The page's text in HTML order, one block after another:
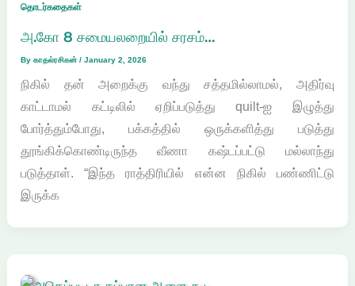
தொடர்கதைகள்
அ.கோ 8 சமையலறையில் சரசம்…
Byகாதல்ரசிகன்/January 2, 2026
நிகில் தன் அறைக்கு வந்து சத்தமில்லாமல், அதிர்வு
காட்டாமல் கட்டிலில் ஏறிப்படுத்து quilt-ஐ இழுத்து
போர்த்தும்போது, பக்கத்தில் ஒருக்களித்து படுத்து
தூங்கிக்கொண்டிருந்த வீணா கஷ்டப்பட்டு மல்லாந்து
படுத்தாள். “இந்த ராத்திரியில் என்ன நிகில் பண்ணிட்டு
இருக்க